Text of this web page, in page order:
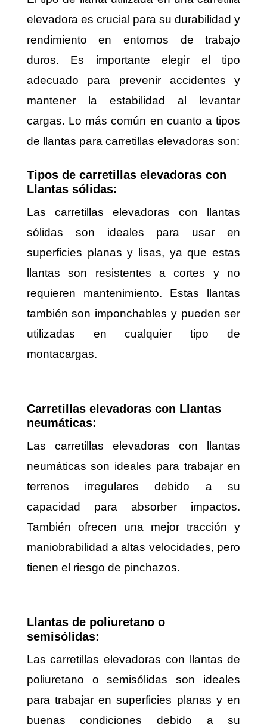
elevadora es crucial para su durabilidad y
rendimiento en entornos de trabajo
duros. Es importante elegir el tipo
adecuado para prevenir accidentes y
mantener la estabilidad al levantar
cargas. Lo más común en cuanto a tipos
de llantas para carretillas elevadoras son:
Tipos de carretillas elevadoras con
Llantas sólidas:
Las carretillas elevadoras con llantas
sólidas son ideales para usar en
superficies planas y lisas, ya que estas
llantas son resistentes a cortes y no
requieren mantenimiento. Estas llantas
también son imponchables y pueden ser
utilizadas en cualquier tipo de
montacargas.
Carretillas elevadoras con Llantas
neumáticas:
Las carretillas elevadoras con llantas
neumáticas son ideales para trabajar en
terrenos irregulares debido a su
capacidad para absorber impactos.
También ofrecen una mejor tracción y
maniobrabilidad a altas velocidades, pero
tienen el riesgo de pinchazos.
Llantas de poliuretano o
semisólidas:
Las carretillas elevadoras con llantas de
poliuretano o semisólidas son ideales
para trabajar en superficies planas y en
buenas condiciones debido a su